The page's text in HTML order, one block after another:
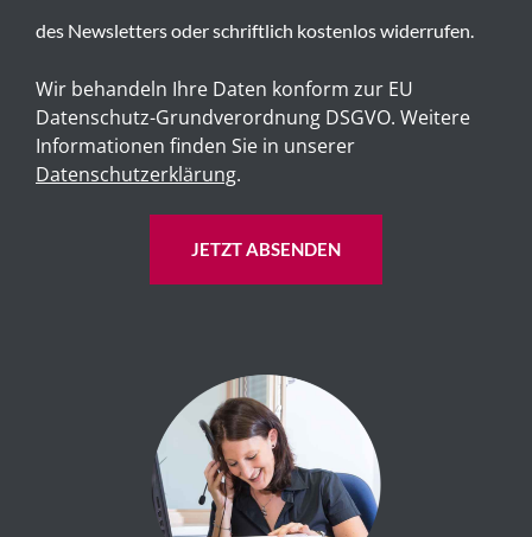
des Newsletters oder schriftlich kostenlos widerrufen.
Wir behandeln Ihre Daten konform zur EU
Datenschutz-Grundverordnung DSGVO. Weitere
Informationen finden Sie in unserer
Datenschutzerklärung.
JETZT ABSENDEN